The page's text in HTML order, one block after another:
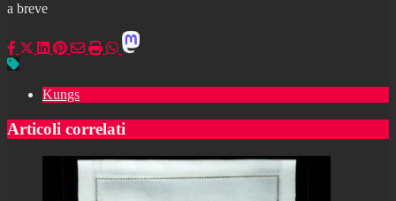
a breve
Kungs
Articoli correlati